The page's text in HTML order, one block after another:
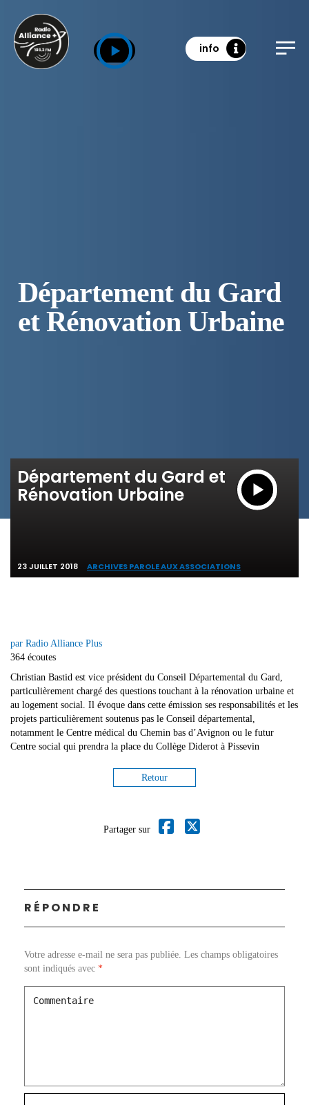
info
Département du Gard
et Rénovation Urbaine
Département du Gard et
Rénovation Urbaine
23 JUILLET 2018 ARCHIVES PAROLE AUX ASSOCIATIONS
par Radio Alliance Plus
364 écoutes
Christian Bastid est vice président du Conseil Départemental du Gard,
particulièrement chargé des questions touchant à la rénovation urbaine et
au logement social. Il évoque dans cette émission ses responsabilités et les
projets particulièrement soutenus pas le Conseil départemental,
notamment le Centre médical du Chemin bas d’Avignon ou le futur
Centre social qui prendra la place du Collège Diderot à Pissevin
Retour
Partager sur
RÉPONDRE
Votre adresse e-mail ne sera pas publiée. Les champs obligatoires
sont indiqués avec *